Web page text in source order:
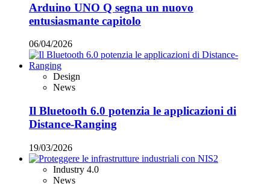
Arduino UNO Q segna un nuovo
entusiasmante capitolo
06/04/2026
Design
News
Il Bluetooth 6.0 potenzia le applicazioni di
Distance-Ranging
19/03/2026
Industry 4.0
News